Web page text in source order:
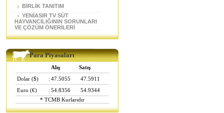
BİRLİK TANITIM
YENİASIR TV SÜT
HAYVANCILIĞININ SORUNLARI
VE ÇÖZÜM ÖNERİLERİ
Para Piyasaları
Alış
Satış
Dolar ($)
: 47.5055
47.5911
Euro (€)
: 54.8356
54.9344
* TCMB Kurlarıdır